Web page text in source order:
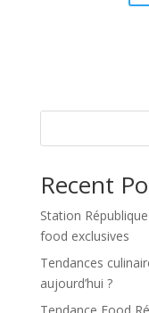
Recent
Station
food exclusives
Tendances
aujourd’hui ?
Tendance Food